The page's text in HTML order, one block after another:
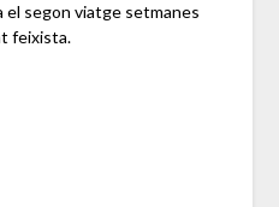
el segon viatge setmanes
feixista.